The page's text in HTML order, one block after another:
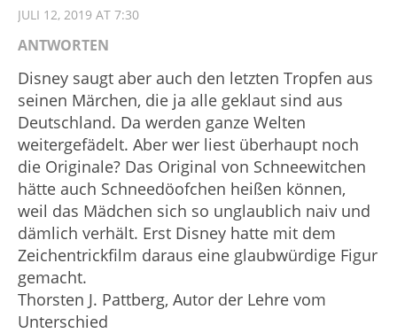
JULI 12, 2019 AT 7:30
ANTWORTEN
Disney saugt aber auch den letzten Tropfen aus
seinen Märchen, die ja alle geklaut sind aus
Deutschland. Da werden ganze Welten
weitergefädelt. Aber wer liest überhaupt noch
die Originale? Das Original von Schneewitchen
hätte auch Schneedöofchen heißen können,
weil das Mädchen sich so unglaublich naiv und
dämlich verhält. Erst Disney hatte mit dem
Zeichentrickfilm daraus eine glaubwürdige Figur
gemacht.
Thorsten J. Pattberg, Autor der Lehre vom
Unterschied